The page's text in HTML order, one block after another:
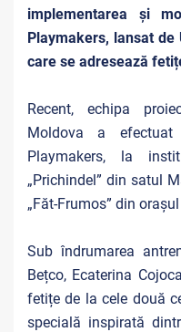
implementarea și
Playmakers, lansat de
care se adresează
Recent, echipa
Moldova a
Playmakers, la
„Prichindel” din satul
„Făt-Frumos” din
Sub îndrumarea
Bețco, Ecaterina
fetițe de la cele două
specială inspirată